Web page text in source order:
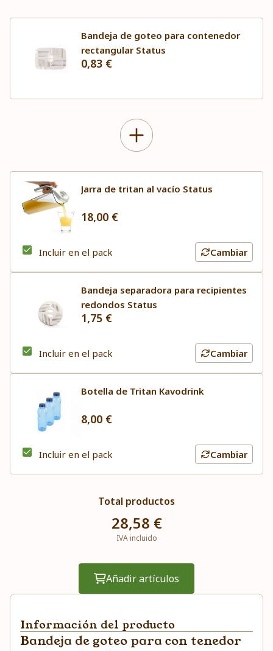
Bandeja de goteo para contenedor
rectangular Status
0,83 €
Jarra de tritan al vacío Status
18,00 €
Incluir en el pack Cambiar
Bandeja separadora para recipientes
redondos Status
1,75 €
Incluir en el pack Cambiar
Botella de Tritan Kavodrink
8,00 €
Incluir en el pack Cambiar
Total productos
28,58 €
IVA incluido
Añadir artículos
Información del producto
Bandeja de goteo para con tenedor